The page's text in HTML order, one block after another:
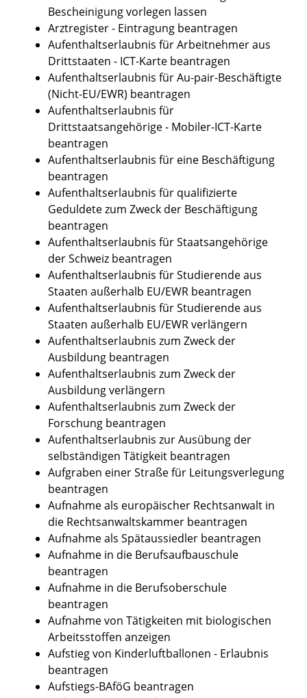
Bescheinigung vorlegen lassen
Arztregister - Eintragung beantragen
Aufenthaltserlaubnis für Arbeitnehmer aus
Drittstaaten - ICT-Karte beantragen
Aufenthaltserlaubnis für Au-pair-Beschäftigte
(Nicht-EU/EWR) beantragen
Aufenthaltserlaubnis für
Drittstaatsangehörige - Mobiler-ICT-Karte
beantragen
Aufenthaltserlaubnis für eine Beschäftigung
beantragen
Aufenthaltserlaubnis für qualifizierte
Geduldete zum Zweck der Beschäftigung
beantragen
Aufenthaltserlaubnis für Staatsangehörige
der Schweiz beantragen
Aufenthaltserlaubnis für Studierende aus
Staaten außerhalb EU/EWR beantragen
Aufenthaltserlaubnis für Studierende aus
Staaten außerhalb EU/EWR verlängern
Aufenthaltserlaubnis zum Zweck der
Ausbildung beantragen
Aufenthaltserlaubnis zum Zweck der
Ausbildung verlängern
Aufenthaltserlaubnis zum Zweck der
Forschung beantragen
Aufenthaltserlaubnis zur Ausübung der
selbständigen Tätigkeit beantragen
Aufgraben einer Straße für Leitungsverlegung
beantragen
Aufnahme als europäischer Rechtsanwalt in
die Rechtsanwaltskammer beantragen
Aufnahme als Spätaussiedler beantragen
Aufnahme in die Berufsaufbauschule
beantragen
Aufnahme in die Berufsoberschule
beantragen
Aufnahme von Tätigkeiten mit biologischen
Arbeitsstoffen anzeigen
Aufstieg von Kinderluftballonen - Erlaubnis
beantragen
Aufstiegs-BAföG beantragen